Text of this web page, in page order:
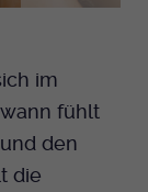
im
fühlt
den
die